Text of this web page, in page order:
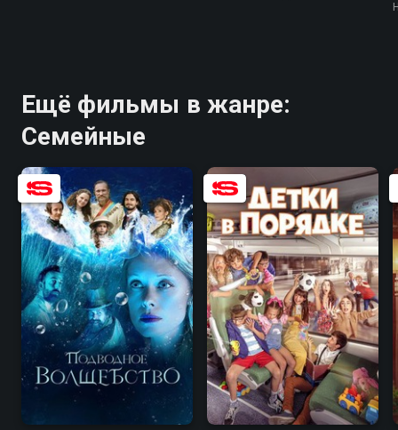
Ещё фильмы в жанре:
Семейные
6.8 5.5 7.3 5.2